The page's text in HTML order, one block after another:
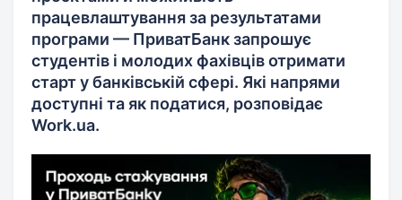
працевлаштування за результатами
програми — ПриватБанк запрошує
студентів і молодих фахівців отримати
старт у банківській сфері. Які напрями
доступні та як податися, розповідає
Work.ua.